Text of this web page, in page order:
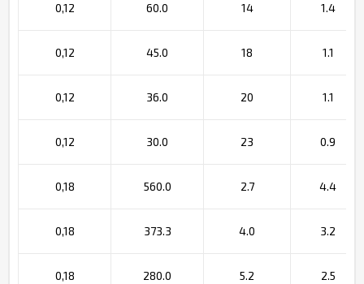
0,12 60.0 14 1.4
0,12 45.0 18 1.1
0,12 36.0 20 1.1
0,12 30.0 23 0.9
0,18 560.0 2.7 4.4
0,18 373.3 4.0 3.2
0,18 280.0 5.2 2.5